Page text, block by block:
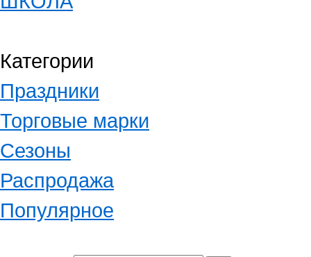
Категории
Праздники
Торговые марки
Сезоны
Распродажа
Популярное